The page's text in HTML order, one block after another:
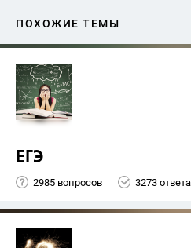
ПОХОЖИЕ ТЕМЫ
ЕГЭ
2985 вопросов 3273 ответа